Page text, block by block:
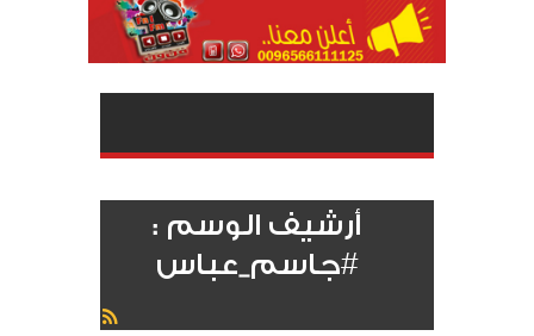
أرشيف الوسم :
#جاسم_عباس